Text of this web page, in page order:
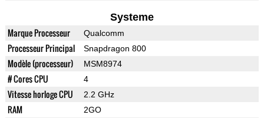
Systeme
Marque Processeur Qualcomm
Processeur Principal Snapdragon 800
Modèle (processeur) MSM8974
# Cores CPU 4
Vitesse horloge CPU 2.2 GHz
RAM 2GO